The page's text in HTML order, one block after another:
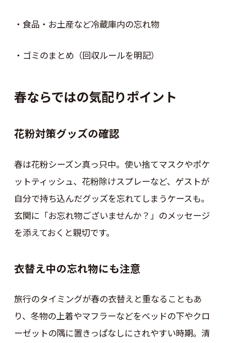
・食品・お土産など冷蔵庫内の忘れ物
・ゴミのまとめ（回収ルールを明記）
春ならではの気配りポイント
花粉対策グッズの確認
春は花粉シーズン真っ只中。使い捨てマスクやポケ
ットティッシュ、花粉除けスプレーなど、ゲストが
自分で持ち込んだグッズを忘れてしまうケースも。
玄関に「お忘れ物ございませんか？」のメッセージ
を添えておくと親切です。
衣替え中の忘れ物にも注意
旅行のタイミングが春の衣替えと重なることもあ
り、冬物の上着やマフラーなどをベッドの下やクロ
ーゼットの隅に置きっぱなしにされやすい時期。清